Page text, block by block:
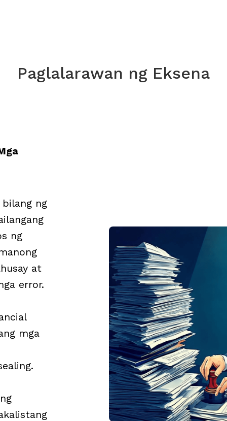
Paglalarawan ng Eksena
ng
ng
at
error.
mga